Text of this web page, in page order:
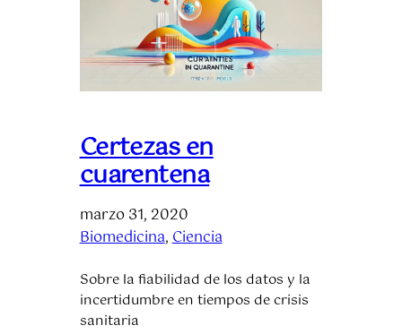
Certezas en
cuarentena
marzo 31, 2020
Biomedicina, Ciencia
Sobre la fiabilidad de los datos y la
incertidumbre en tiempos de crisis
sanitaria